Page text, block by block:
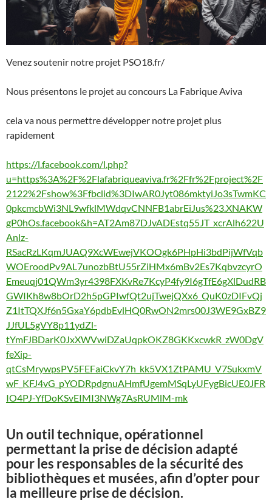
Venez soutenir notre projet PSO18.fr/
Nous présentons le projet au concours La Fabrique Aviva
cela va nous permettre développer notre projet plus
rapidement
https://l.facebook.com/l.php?
u=https%3A%2F%2Flafabriqueaviva.fr%2Ffr%2Fproject%2F
2122%2Fshow%3Ffbclid%3DIwAR0Jyt086mktyiJo3sTwmKC
0pkcmcbWi3NL9wfklMWdqvCNNFB1abrEiJus%23.XNAKW
gP0hOs.facebook&h=AT2Am87DJvADEstq55JT_xcrAlh622U
Anlz-
RSacRzLKqmJUAQ9XcWEwejVKOOgk6PHpHi3bdPijWfVqb
WOEroodPv9AL7unozbBtU55rZiHMx6mBv2Es7KqbvzcyrO
Emeuqj01QWm3yr4398FXKvRe7KcyP4fy9I6gTfE6gXlDudRB
GWIKh8w8bOrD2h5pGPIwfQt2ujTwejQXx6_QuK0zDIFvQj
Z1ItTQXJf6n5GxaY6pdbEvlHQ0RwON2mrs00J3WE9GxBZ9
JJfUL5gVY8p11ydZl-
tYmFJBDarK0JxXWVwiDZaUqpkOKZ8GKKxcwkR_zW0DgV
feXip-
qtCsMrywpsPV5FEFaiCkvY7h_kk5VX1ZtPAMU_V7SukxmV
wF_KFJ4vG_pYODRpdgnuAHmfUgemMSqLyUFygBicUE0JFR
IO4PJ-YfDoKSvEIMI3NWg7AsRUMlM-mk
Un outil technique, opérationnel
permettant la prise de décision adapté
pour les responsables de la sécurité des
bibliothèques et musées, afin d’opter pour
la meilleure prise de décision.